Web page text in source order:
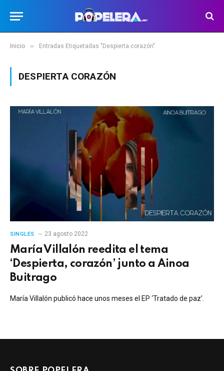
Inicio » Entradas Etiquetadas "Despierta corazón"
DESPIERTA CORAZÓN
SINGLES 23 agosto 2022
María Villalón reedita el tema
‘Despierta, corazón’ junto a Ainoa
Buitrago
María Villalón publicó hace unos meses el EP ‘Tratado de paz’.